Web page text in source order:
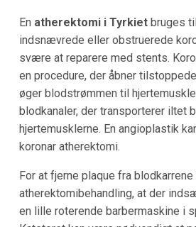
En atherektomi i Tyrkietbruges
indsnævrede eller obstruerede
svære at reparere med stents.
en procedure, der åbner
øger blodstrømmen til
blodkanaler, der transporterer iltet
hjertemusklerne. En angioplastik
koronar atherektomi.
For at fjerne plaque fra
atherektomibehandling, at der
en lille roterende barbermaskine i